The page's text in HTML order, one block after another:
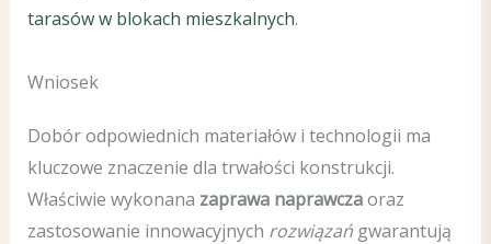
tarasów w blokach mieszkalnych.
Wniosek
Dobór odpowiednich materiałów i technologii ma
kluczowe znaczenie dla trwałości konstrukcji.
Właściwie wykonana zaprawa naprawczaoraz
zastosowanie innowacyjnych rozwiązańgwarantują